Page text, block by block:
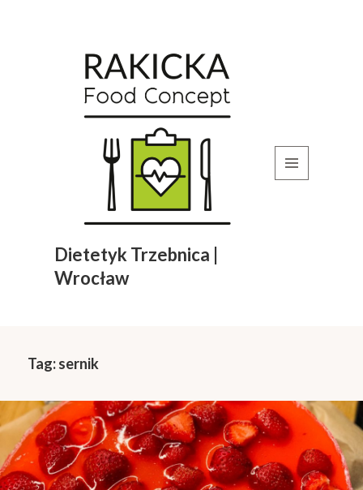
Dietetyk Trzebnica |
Wrocław
Tag:sernik